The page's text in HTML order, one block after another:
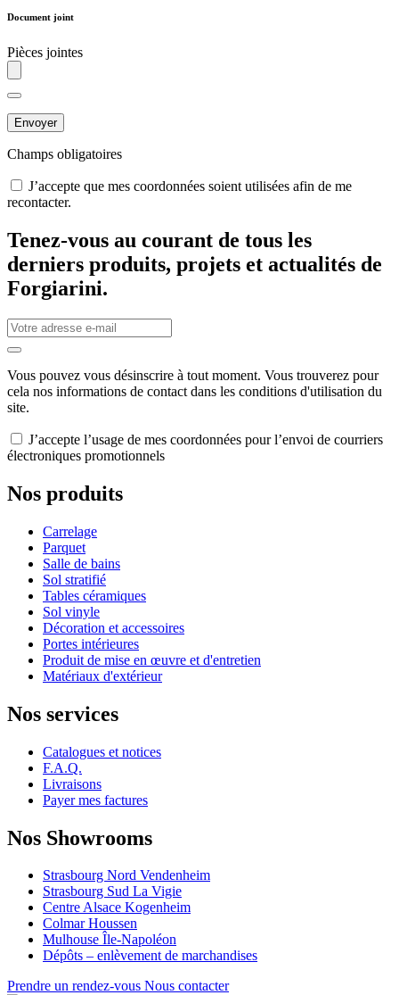
Document joint
Pièces jointes
Envoyer
Champs obligatoires
J’accepte que mes coordonnées soient utilisées afin de me
recontacter.
Tenez-vous au courant de tous les
derniers produits, projets et actualités de
Forgiarini.
Vous pouvez vous désinscrire à tout moment. Vous trouverez pour
cela nos informations de contact dans les conditions d'utilisation du
site.
J’accepte l’usage de mes coordonnées pour l’envoi de courriers
électroniques promotionnels
Nos produits
Carrelage
Parquet
Salle de bains
Sol stratifié
Tables céramiques
Sol vinyle
Décoration et accessoires
Portes intérieures
Produit de mise en œuvre et d'entretien
Matériaux d'extérieur
Nos services
Catalogues et notices
F.A.Q.
Livraisons
Payer mes factures
Nos Showrooms
Strasbourg Nord Vendenheim
Strasbourg Sud La Vigie
Centre Alsace Kogenheim
Colmar Houssen
Mulhouse Île-Napoléon
Dépôts – enlèvement de marchandises
Prendre un rendez-vous Nous contacter